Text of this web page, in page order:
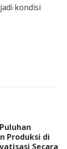
kondisi
Produksi di
Secara